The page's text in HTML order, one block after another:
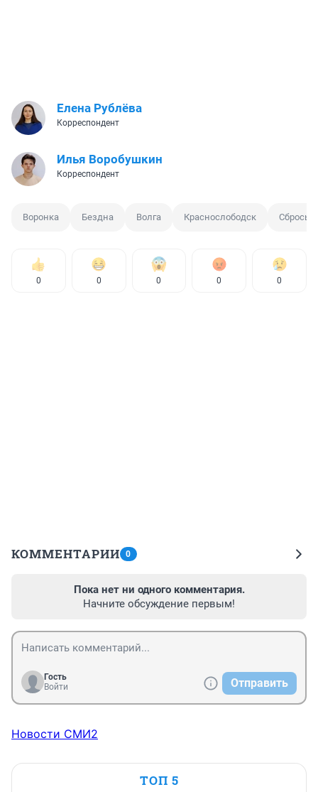
Елена Рублёва
Корреспондент
Илья Воробушкин
Корреспондент
Воронка Бездна Волга Краснослободск Сбросы
0 0 0 0 0
КОММЕНТАРИИ 0
Пока нет ни одного комментария.
Начните обсуждение первым!
Гость
Войти
Отправить
Новости СМИ2
ТОП 5